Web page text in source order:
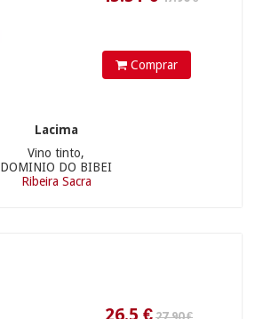
Comprar
Lacima
Vino tinto,
DOMINIO DO BIBEI
Ribeira Sacra
205.00 €